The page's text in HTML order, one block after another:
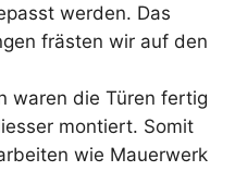
werden. Das
frästen wir auf den
waren die Türen fertig
montiert. Somit
wie Mauerwerk